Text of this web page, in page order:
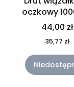
oczkowy
fi1,6mm
44,00 zł
35,77 zł